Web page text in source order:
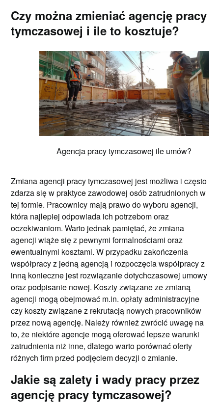
Czy można zmieniać agencję pracy
tymczasowej i ile to kosztuje?
Agencja pracy tymczasowej ile umów?
Zmiana agencji pracy tymczasowej jest możliwa i często
zdarza się w praktyce zawodowej osób zatrudnionych w
tej formie. Pracownicy mają prawo do wyboru agencji,
która najlepiej odpowiada ich potrzebom oraz
oczekiwaniom. Warto jednak pamiętać, że zmiana
agencji wiąże się z pewnymi formalnościami oraz
ewentualnymi kosztami. W przypadku zakończenia
współpracy z jedną agencją i rozpoczęcia współpracy z
inną konieczne jest rozwiązanie dotychczasowej umowy
oraz podpisanie nowej. Koszty związane ze zmianą
agencji mogą obejmować m.in. opłaty administracyjne
czy koszty związane z rekrutacją nowych pracowników
przez nową agencję. Należy również zwrócić uwagę na
to, że niektóre agencje mogą oferować lepsze warunki
zatrudnienia niż inne, dlatego warto porównać oferty
różnych firm przed podjęciem decyzji o zmianie.
Jakie są zalety i wady pracy przez
agencję pracy tymczasowej?